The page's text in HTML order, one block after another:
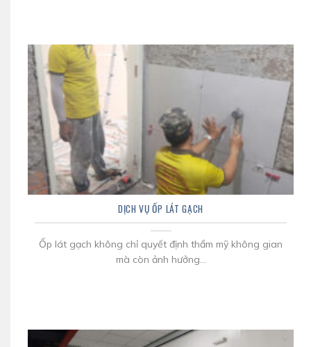
DỊCH VỤ ỐP LÁT GẠCH
Ốp lát gạch không chỉ quyết định thẩm mỹ không gian
mà còn ảnh hưởng...